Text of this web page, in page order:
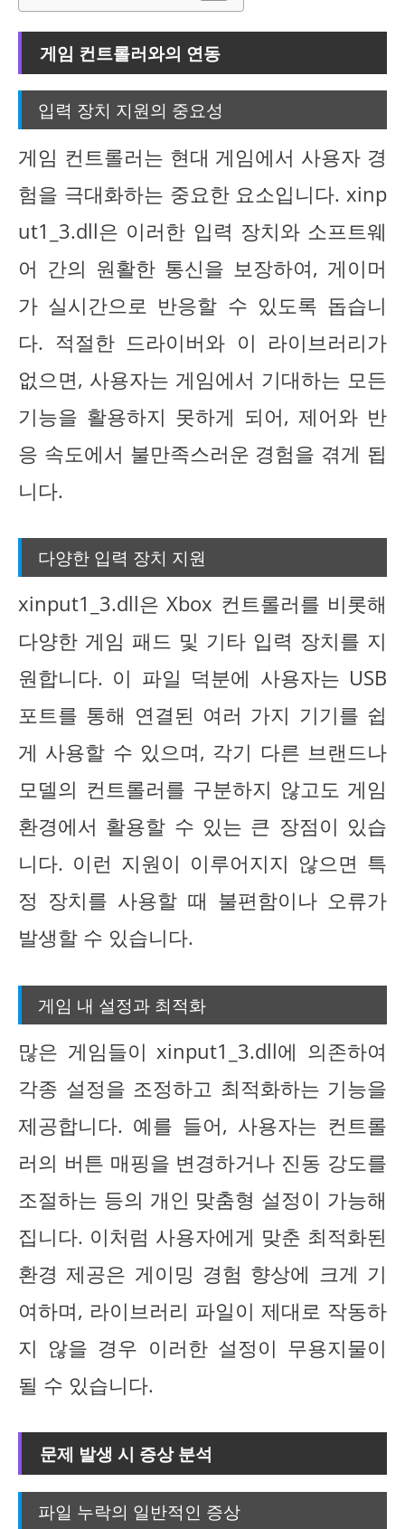
게임 컨트롤러와의 연동
입력 장치 지원의 중요성
게임 컨트롤러는 현대 게임에서 사용자 경
험을 극대화하는 중요한 요소입니다. xinp
ut1_3.dll은 이러한 입력 장치와 소프트웨
어 간의 원활한 통신을 보장하여, 게이머
가 실시간으로 반응할 수 있도록 돕습니
다. 적절한 드라이버와 이 라이브러리가
없으면, 사용자는 게임에서 기대하는 모든
기능을 활용하지 못하게 되어, 제어와 반
응 속도에서 불만족스러운 경험을 겪게 됩
니다.
다양한 입력 장치 지원
xinput1_3.dll은 Xbox 컨트롤러를 비롯해
다양한 게임 패드 및 기타 입력 장치를 지
원합니다. 이 파일 덕분에 사용자는 USB
포트를 통해 연결된 여러 가지 기기를 쉽
게 사용할 수 있으며, 각기 다른 브랜드나
모델의 컨트롤러를 구분하지 않고도 게임
환경에서 활용할 수 있는 큰 장점이 있습
니다. 이런 지원이 이루어지지 않으면 특
정 장치를 사용할 때 불편함이나 오류가
발생할 수 있습니다.
게임 내 설정과 최적화
많은 게임들이 xinput1_3.dll에 의존하여
각종 설정을 조정하고 최적화하는 기능을
제공합니다. 예를 들어, 사용자는 컨트롤
러의 버튼 매핑을 변경하거나 진동 강도를
조절하는 등의 개인 맞춤형 설정이 가능해
집니다. 이처럼 사용자에게 맞춘 최적화된
환경 제공은 게이밍 경험 향상에 크게 기
여하며, 라이브러리 파일이 제대로 작동하
지 않을 경우 이러한 설정이 무용지물이
될 수 있습니다.
문제 발생 시 증상 분석
파일 누락의 일반적인 증상